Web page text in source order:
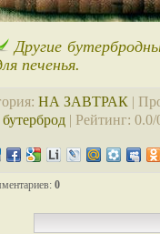
Другие
печенья.
: НА ЗАВТРАК |
бутерброд | Рейтинг: 0.0/
: 0